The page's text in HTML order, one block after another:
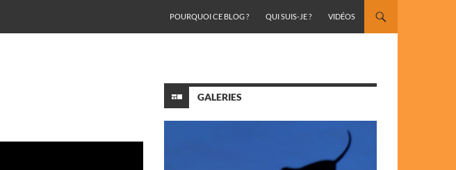
POURQUOI CE BLOG ?
QUI SUIS-JE ? VIDÉOS
GALERIES